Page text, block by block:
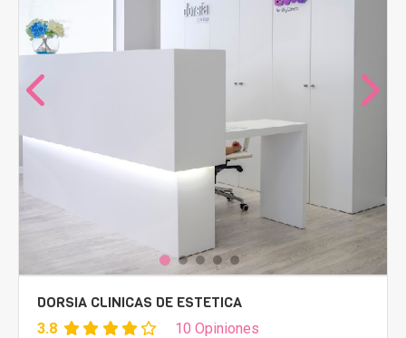
DORSIA CLINICAS DE ESTETICA
3.8 10 Opiniones